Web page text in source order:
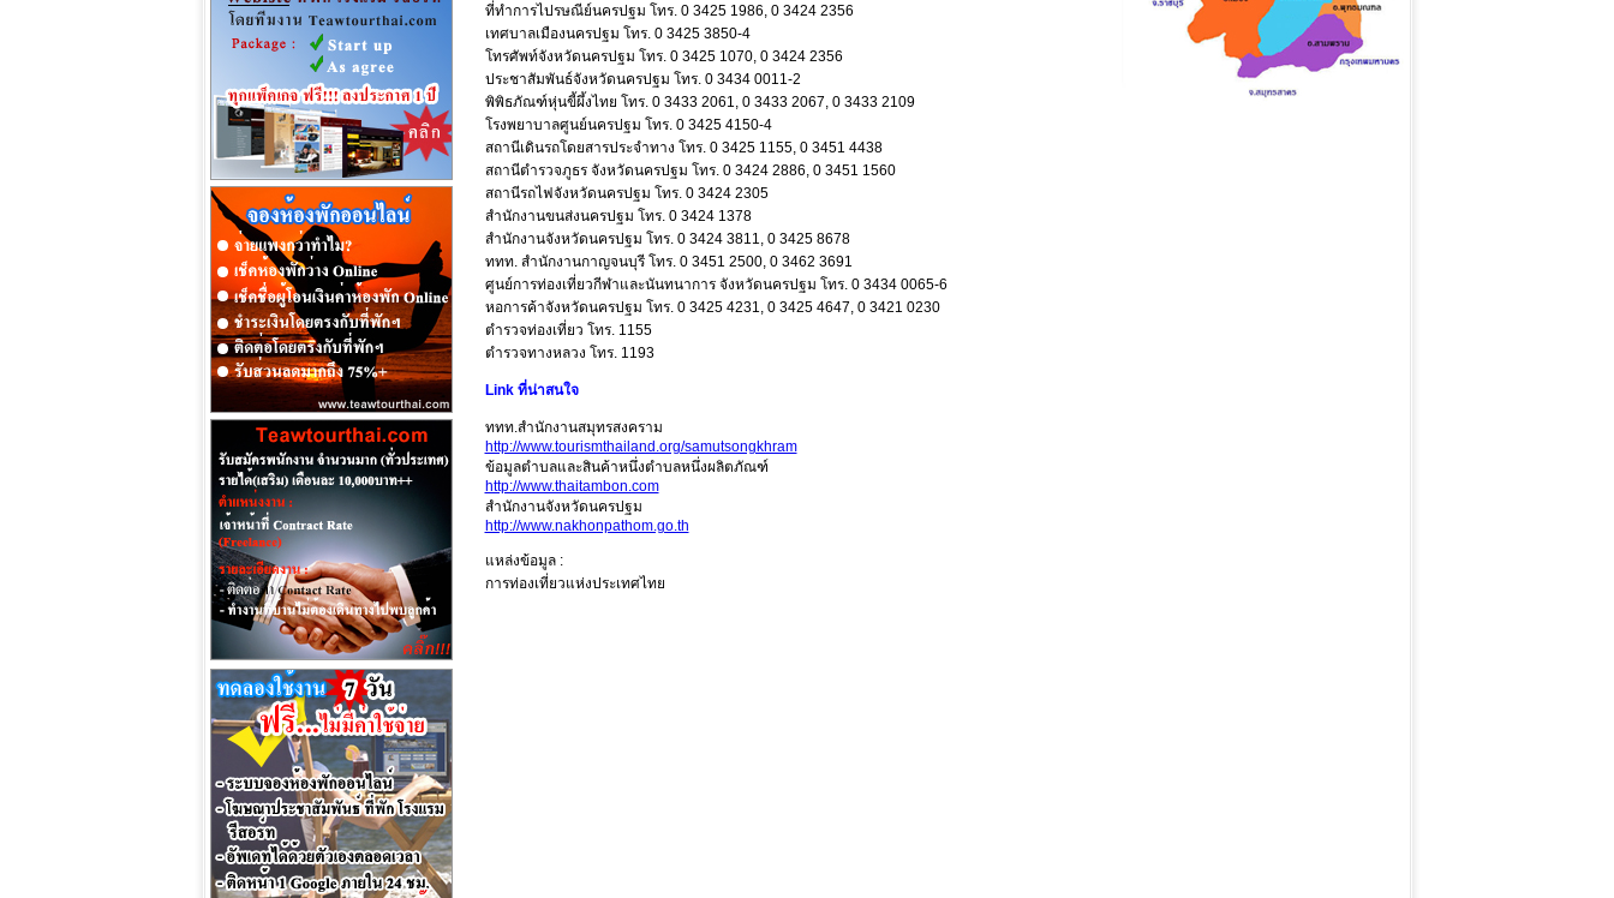
ที่ทำการไปรษณีย์นครปฐม โทร. 0 3425 1986, 0 3424 2356
เทศบาลเมืองนครปฐม โทร. 0 3425 3850-4
โทรศัพท์จังหวัดนครปฐม โทร. 0 3425 1070, 0 3424 2356
ประชาสัมพันธ์จังหวัดนครปฐม โทร. 0 3434 0011-2
พิพิธภัณฑ์หุ่นขี้ผึ้งไทย โทร. 0 3433 2061, 0 3433 2067, 0 3433 2109
โรงพยาบาลศูนย์นครปฐม โทร. 0 3425 4150-4
สถานีเดินรถโดยสารประจำทาง โทร. 0 3425 1155, 0 3451 4438
สถานีตำรวจภูธร จังหวัดนครปฐม โทร. 0 3424 2886, 0 3451 1560
สถานีรถไฟจังหวัดนครปฐม โทร. 0 3424 2305
สำนักงานขนส่งนครปฐม โทร. 0 3424 1378
สำนักงานจังหวัดนครปฐม โทร. 0 3424 3811, 0 3425 8678
ททท. สำนักงานกาญจนบุรี โทร. 0 3451 2500, 0 3462 3691
ศูนย์การท่องเที่ยวกีฬาและนันทนาการ จังหวัดนครปฐม โทร. 0 3434 0065-6
หอการค้าจังหวัดนครปฐม โทร. 0 3425 4231, 0 3425 4647, 0 3421 0230
ตำรวจท่องเที่ยว โทร. 1155
ตำรวจทางหลวง โทร. 1193
Link ที่น่าสนใจ
ททท.สำนักงานสมุทรสงคราม
http://www.tourismthailand.org/samutsongkhram
ข้อมูลตำบลและสินค้าหนึ่งตำบลหนึ่งผลิตภัณฑ์
http://www.thaitambon.com
สำนักงานจังหวัดนครปฐม
http://www.nakhonpathom.go.th
แหล่งข้อมูล :
การท่องเที่ยวแห่งประเทศไทย